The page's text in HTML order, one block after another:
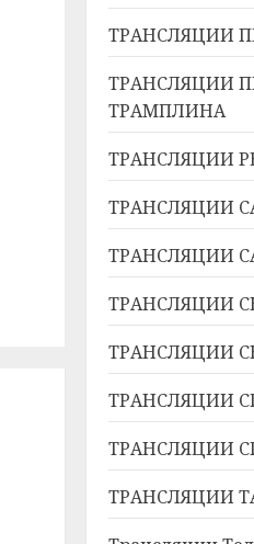
ТРАНСЛЯЦИИ
ТРАНСЛЯЦИИ
ТРАМПЛИНА
ТРАНСЛЯЦИИ
ТРАНСЛЯЦИИ
ТРАНСЛЯЦИИ
ТРАНСЛЯЦИИ
ТРАНСЛЯЦИИ
ТРАНСЛЯЦИИ
ТРАНСЛЯЦИИ
ТРАНСЛЯЦИИ